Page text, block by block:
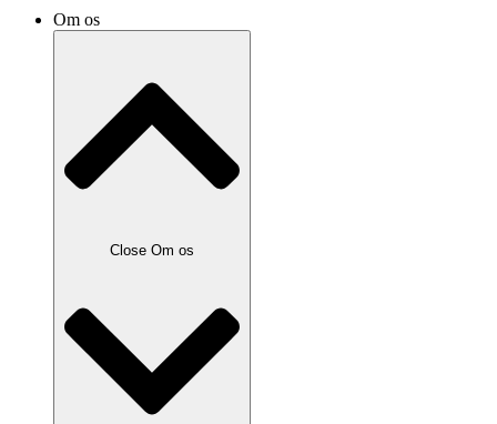
Om os
Close Om os